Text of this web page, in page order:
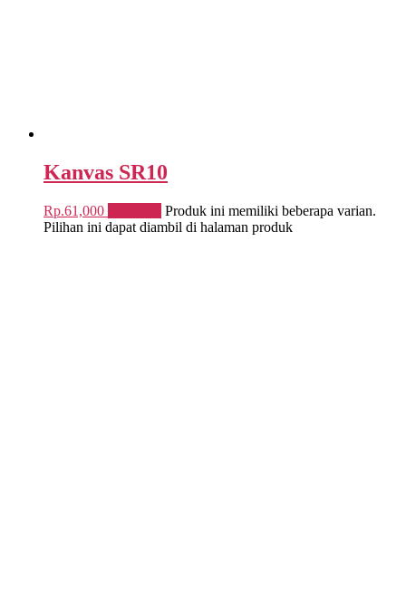
Kanvas SR10
Rp.61,000
Produk ini memiliki beberapa varian.
Pilihan ini dapat diambil di halaman produk